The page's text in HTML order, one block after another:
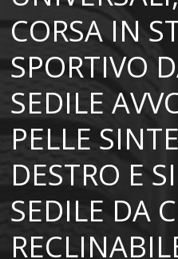
BLOG
SHOP
CORSA IN
SPORTIVO
SEDILE
PELLE
DESTRO E
SEDILE DA